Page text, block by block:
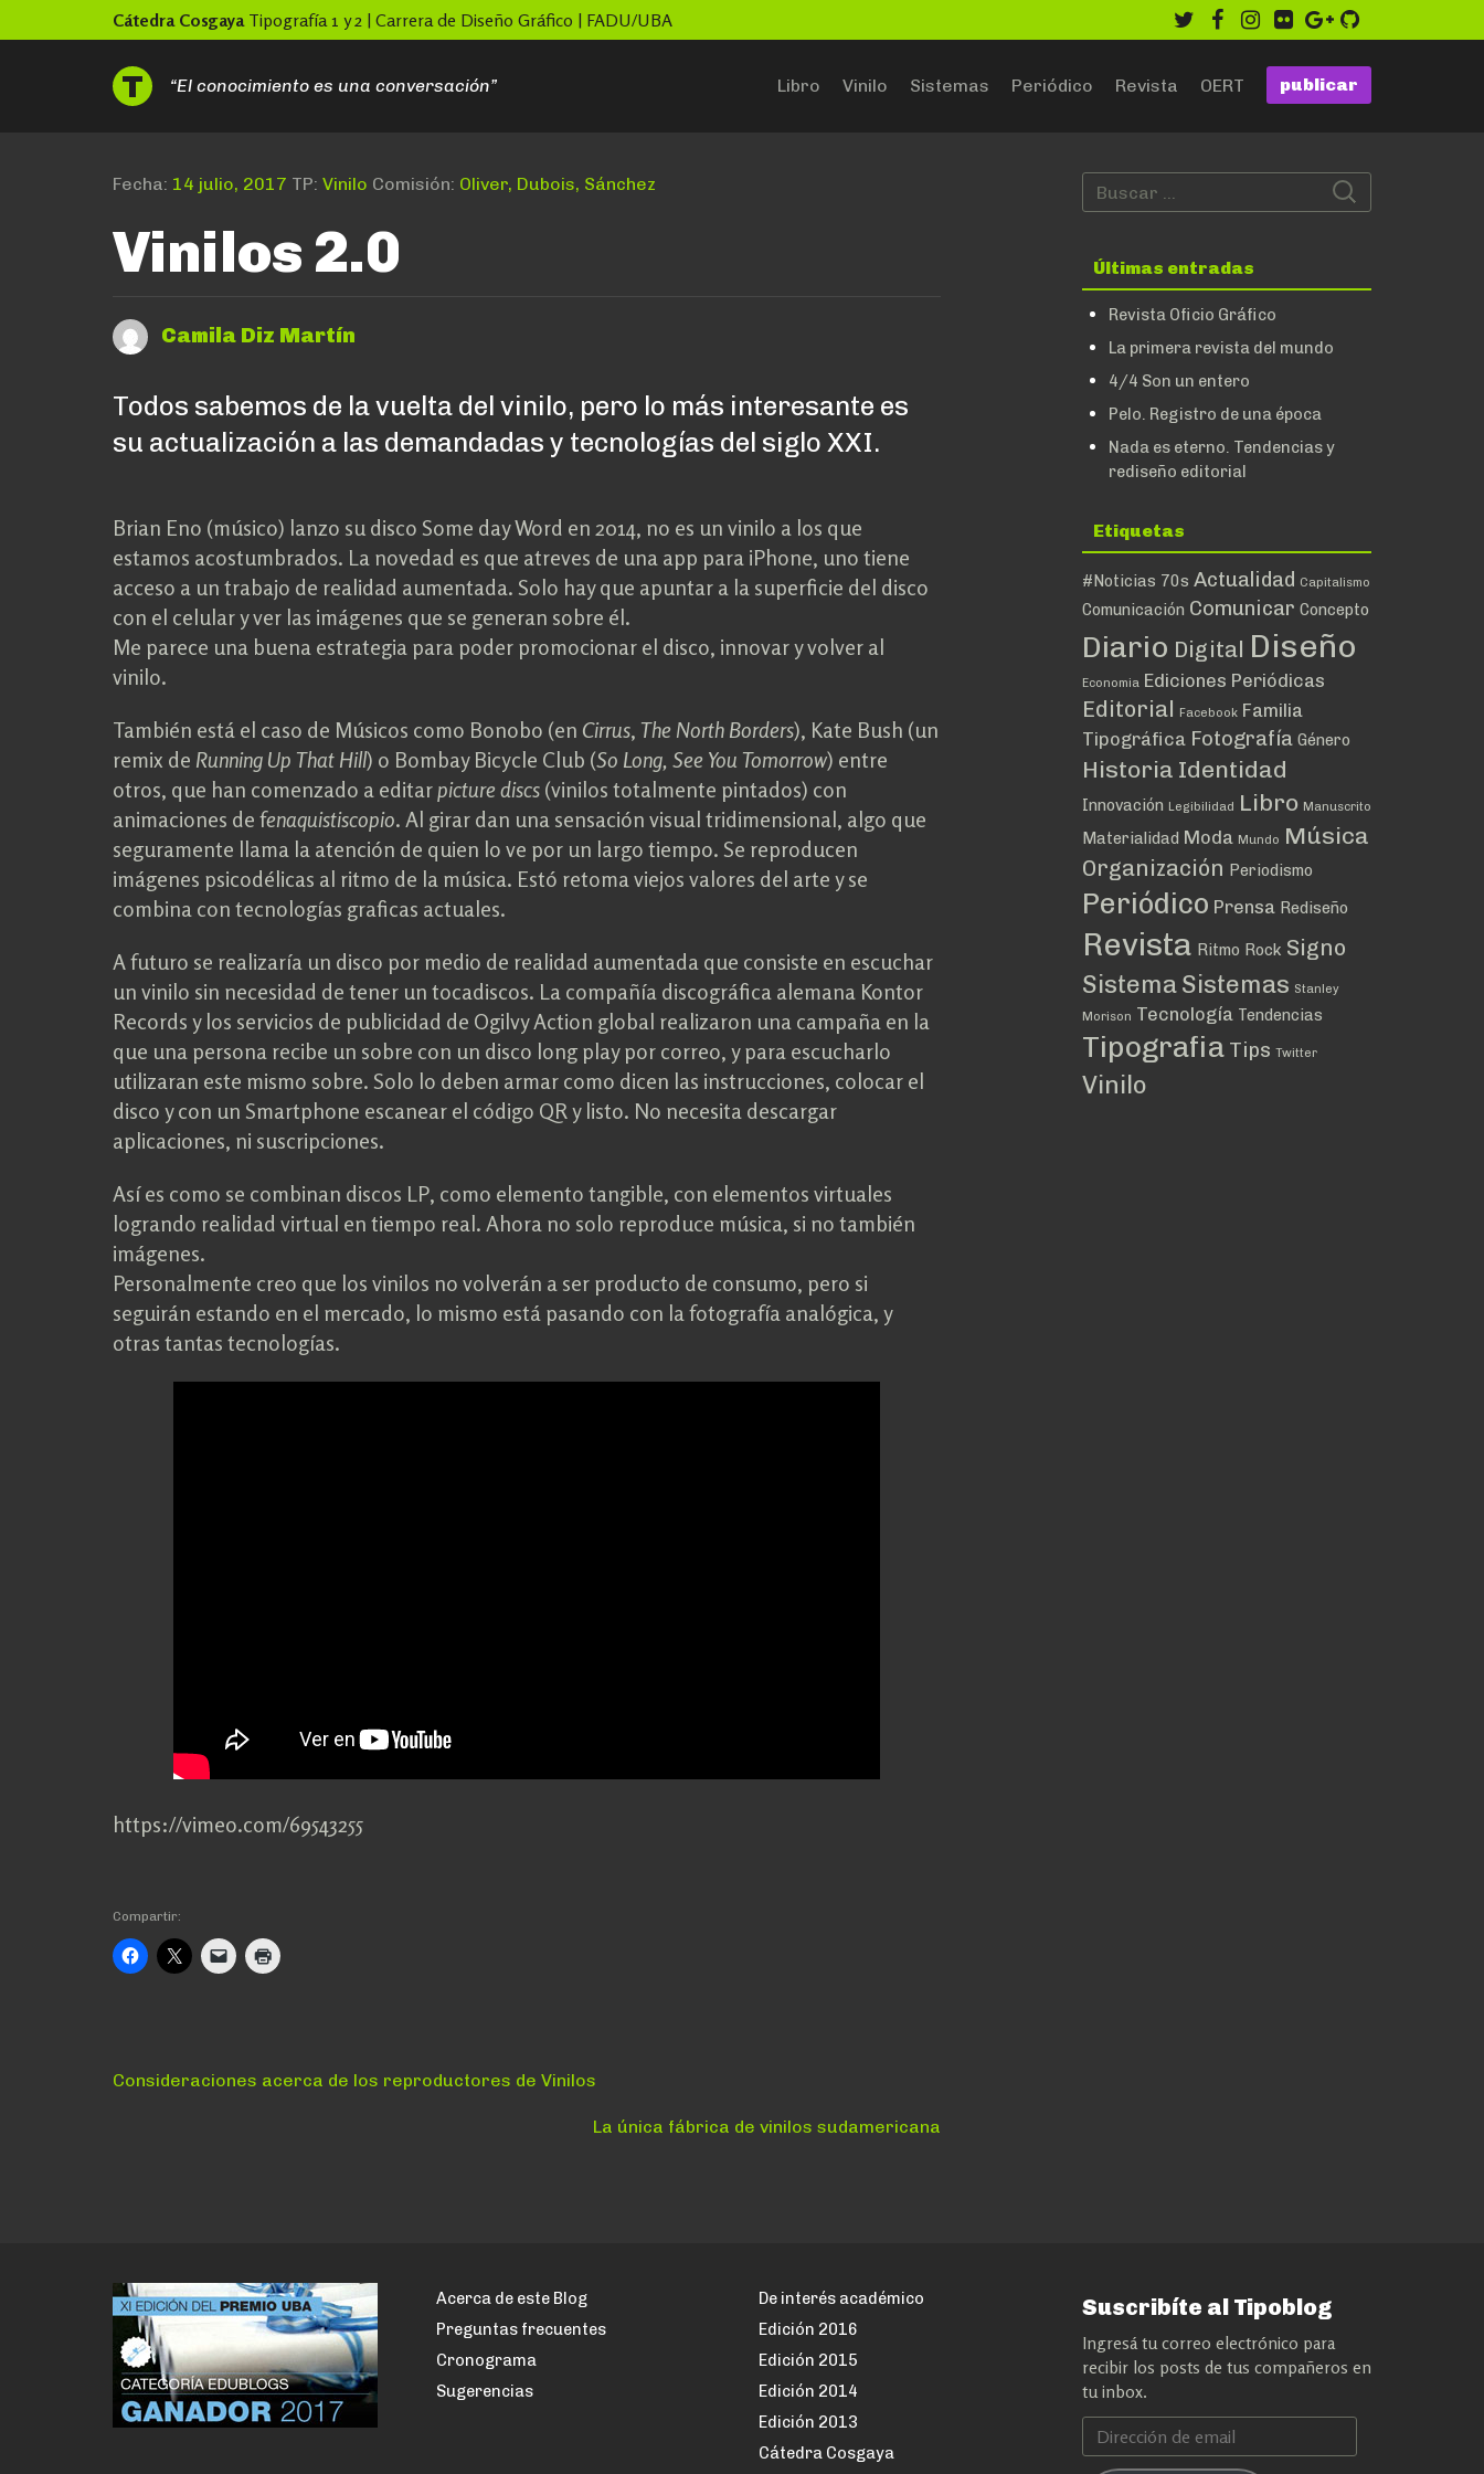
Skip
to
Cátedra CosgayaTipografía 1 y 2 | Carrera de Diseño Gráfico | FADU/UBA
twitterfacebookinstagram
flickr google
“El conocimiento es una conversación” publicar
Libro Vinilo Sistemas Periódico Revista OERT
Fecha: 14 julio, 2017 TP: Vinilo Comisión: Oliver, Dubois, Sánchez
Vinilos 2.0
Camila Diz Martín
Todos sabemos de la vuelta del vinilo, pero lo más interesante es
su actualización a las demandadas y tecnologías del siglo XXI.
Brian Eno (músico) lanzo su disco Some day Word en 2014, no es un vinilo a los que
estamos acostumbrados. La novedad es que atreves de una app para iPhone, uno tiene
acceso a un trabajo de realidad aumentada. Solo hay que apuntar a la superficie del disco
con el celular y ver las imágenes que se generan sobre él.
Me parece una buena estrategia para poder promocionar el disco, innovar y volver al
vinilo.
También está el caso de Músicos como Bonobo (en Cirrus, The North Borders), Kate Bush (un
remix de Running Up That Hill) o Bombay Bicycle Club (So Long, See You Tomorrow) entre
otros, que han comenzado a editarpicture discs (vinilos totalmente pintados) con
animaciones de fenaquistiscopio. Al girar dan una sensación visual tridimensional, algo que
seguramente llama la atención de quien lo ve por un largo tiempo. Se reproducen
imágenes psicodélicas al ritmo de la música. Estó retoma viejos valores del arte y se
combina con tecnologías graficas actuales.
A futuro se realizaría un disco por medio de realidad aumentada que consiste en escuchar
un vinilo sin necesidad de tener un tocadiscos. La compañía discográfica alemana Kontor
Records y los servicios de publicidad de Ogilvy Action global realizaron una campaña en la
que una persona recibe un sobre con un disco long play por correo, y para escucharlo
utilizaran este mismo sobre. Solo lo deben armar como dicen las instrucciones, colocar el
disco y con un Smartphone escanear el código QR y listo. No necesita descargar
aplicaciones, ni suscripciones.
Así es como se combinan discos LP, como elemento tangible, con elementos virtuales
logrando realidad virtual en tiempo real. Ahora no solo reproduce música, si no también
imágenes.
Personalmente creo que los vinilos no volverán a ser producto de consumo, pero si
seguirán estando en el mercado, lo mismo está pasando con la fotografía analógica, y
otras tantas tecnologías.
https://vimeo.com/69543255
Compartir:
Navegación
Anterior:
Consideraciones acerca de los reproductores de Vinilos
Siguiente:
La única fábrica de vinilos sudamericana
Últimas entradas
Revista Oficio Gráfico
La primera revista del mundo
4/4 Son un entero
Pelo. Registro de una época
Nada es eterno. Tendencias y
rediseño editorial
Etiquetas
#noticias 70s Actualidad Capitalismo
Comunicación Comunicar Concepto
Diario Digital Diseño
Economia Ediciones Periódicas
Editorial Facebook Familia
Tipográfica Fotografía Género
Historia Identidad
Innovación Legibilidad Libro Manuscrito
Materialidad Moda Mundo Música
Organización Periodismo
Periódico Prensa Rediseño
Revista Ritmo Rock Signo
Sistema Sistemas Stanley
Morison Tecnología Tendencias
Tipografia Tips Twitter
Vinilo
Acerca de este Blog
Preguntas frecuentes
Cronograma
Sugerencias
De interés académico
Edición 2016
Edición 2015
Edición 2014
Edición 2013
Cátedra Cosgaya
Suscribíte al Tipoblog
Ingresá tu correo electrónico para
recibir los posts de tus compañeros en
tu inbox.
Dirección
de